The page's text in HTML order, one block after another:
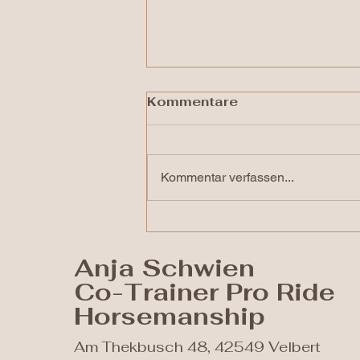
Warum Sicherheit erst
draußen wirklich
entsteht
Kommentare
Kommentar verfassen...
Anja Schwien
Co-Trainer Pro Ride
Horsemanship
Am Thekbusch 48, 42549 Velbert